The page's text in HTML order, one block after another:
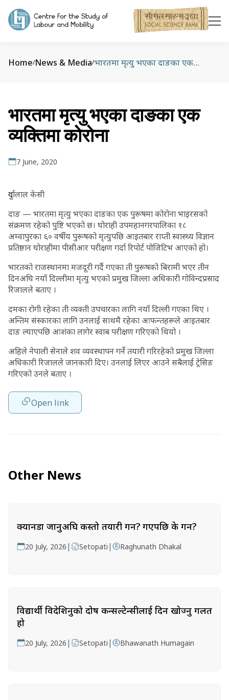
Home/News & Media/ भारतमा मृत्यु भएका दाङका एक व्यक्तिमा कोरोना
भारतमा मृत्यु भएका दाङका एक
व्यक्तिमा कोरोना
7 June, 2020
दुर्गालाल केसी
दाङ — भारतमा मृत्यु भएका दाङका एक पुरूषमा कोरोना भाइरसको
संक्रमण रहेको पुष्टि भएको छ। घोराही उपमहानगरपालिका १८
अम्वापुरका ६० वर्षीय पुरूषको मृत्युपछि आइतबार राप्ती स्वास्थ्य विज्ञान
प्रतिष्ठान घोराहीमा पीसीआर परीक्षण गर्दा रिपोर्ट पोजिटिभ आएको हो।
भारतको राजस्थानमा मजदूरी गर्दै गएका ती पुरूषको बिरामी भएर तीन
दिनअघि नयाँ दिल्लीमा मृत्यु भएको प्रमुख जिल्ला अधिकारी गोविन्दप्रसाद
रिजालले बताए ।
दमका रोगी रहेका ती व्यक्ती उपचारका लागि नयाँ दिल्ली गएका थिए ।
अन्तिम संस्कारका लागि उनलाई साथमै रहेका आफन्तहरूले आइतबार
दाङ ल्याएपछि आशंका लागेर स्वाब परीक्षण गरिएको थियो ।
अहिले नेपाली सेनाले शव व्यवस्थापन गर्ने तयारी गरिरहेको प्रमुख जिल्ला
अधिकारी रिजालले जानकारी दिए। उनलाई लिएर आउने सबैलाई ट्रेसिङ
गरिएको उनले बताए ।
Open link
Other News
क्यानडा जानुअघि कस्तो तयारी गर्ने? गएपछि के गर्ने?
20 July, 2026 | Setopati | Raghunath Dhakal
विद्यार्थी विदेशिनुको दोष कन्सल्टेन्सीलाई दिन खोज्नु गलत
हो
20 July, 2026 | Setopati | Bhawanath Humagain